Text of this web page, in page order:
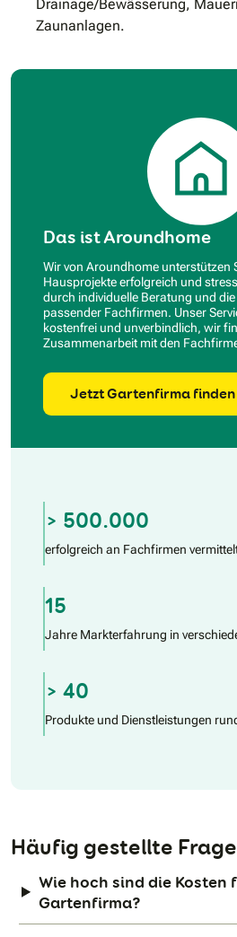
Drainage/Bewässerung,
Zaunanlagen.
Das ist Aroundhome
Wir von Aroundhome unterstützen
Hausprojekte erfolgreich und
durch individuelle Beratung und
passender Fachfirmen. Unser
kostenfrei und unverbindlich, wir
Zusammenarbeit mit den
Jetzt Gartenfirma finden
> 500.000
erfolgreich an Fachfirmen
15
Jahre Markterfahrung in
> 40
Produkte und Dienstleistungen
Häufig gestellte
Wie hoch sind die Kosten
Gartenfirma?